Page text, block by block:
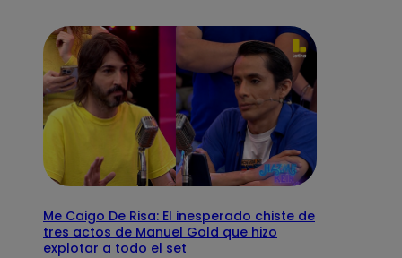
Me Caigo De Risa: El inesperado chiste de
tres actos de Manuel Gold que hizo
explotar a todo el set